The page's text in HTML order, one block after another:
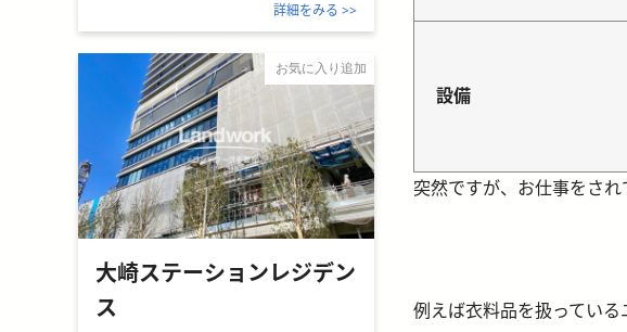
設備
突然ですが、お仕事をさ
例えば衣料品を扱ってい
詳細をみる >>
お気に入り追加
大崎ステーションレジデン
ス